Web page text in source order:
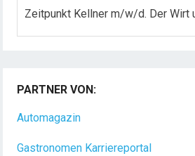
Zeitpunkt Kellner m/w/d. Der Wirt
Dein Arbeitsplatz mit
(m/w/d) Du bist Gastgeber aus
PARTNER VON:
Automagazin
Gastronomen Karriereportal